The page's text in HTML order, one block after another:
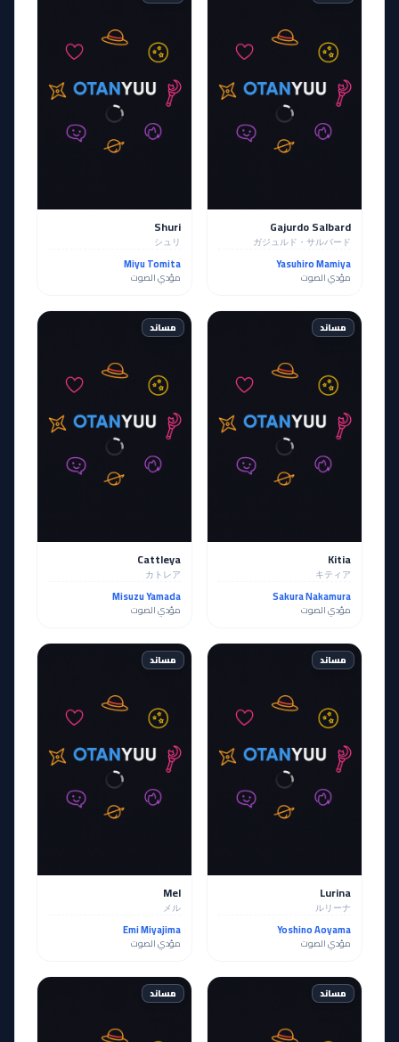
Gajurdo Salbard
ガジュルド・サルバード
Yasuhiro Mamiya
مؤدي الصوت
Shuri
シュリ
Miyu Tomita
مؤدي الصوت
مساند
Kitia
キティア
Sakura Nakamura
مؤدي الصوت
مساند
Cattleya
カトレア
Misuzu Yamada
مؤدي الصوت
مساند
Lurina
ルリーナ
Yoshino Aoyama
مؤدي الصوت
مساند
Mel
メル
Emi Miyajima
مؤدي الصوت
مساند مساند